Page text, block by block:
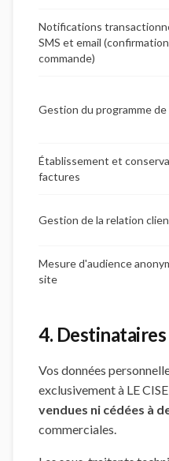
Notifications
SMS et email
commande)
Gestion du programme
Établissement et
factures
Gestion de la relation
Mesure d'audience
site
4.
Vos données
exclusivement à LE
vendues ni cédées à
commerciales.